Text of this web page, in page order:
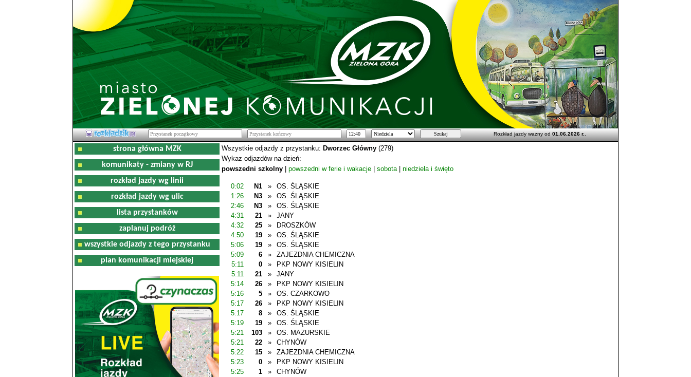
Rozkład jazdy ważny od01.06.2026 r..
strona główna MZK
komunikaty - zmiany w RJ
rozkład jazdy wg linii
rozkład jazdy wg ulic
lista przystanków
zaplanuj podróż
wszystkie odjazdy z tego przystanku
plan komunikacji miejskiej
Wszystkie odjazdy z przystanku: Dworzec Główny (279)
Wykaz odjazdów na dzień:
powszedni szkolny
powszedni w ferie i wakacje sobota| niedziela i święto
0:02 N1 »
OS. ŚLĄSKIE
1:26
N3 »
OS. ŚLĄSKIE
2:46
N3 »
OS. ŚLĄSKIE
4:31
21 »
JANY
4:32
25 »
DROSZKÓW
4:50
19 »
OS. ŚLĄSKIE
5:06
19 »
OS. ŚLĄSKIE
5:09
6 »
ZAJEZDNIA CHEMICZNA
5:11
0 »
PKP NOWY KISIELIN
5:11
21 »
JANY
5:14
26 »
PKP NOWY KISIELIN
5:16
5 »
OS. CZARKOWO
5:17
26 »
PKP NOWY KISIELIN
5:17
8 »
OS. ŚLĄSKIE
5:19
19 »
OS. ŚLĄSKIE
5:21
103 »
OS. MAZURSKIE
5:21
22 »
CHYNÓW
5:22
15 »
ZAJEZDNIA CHEMICZNA
5:23
0 »
PKP NOWY KISIELIN
5:25
1 »
CHYNÓW